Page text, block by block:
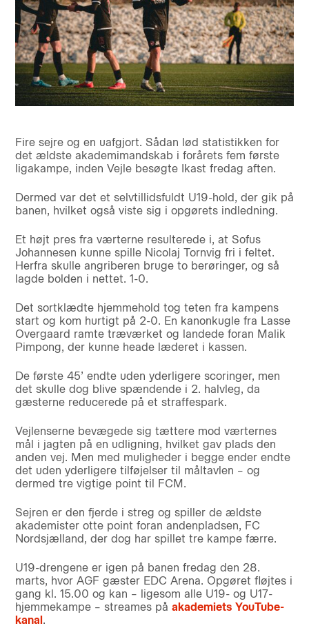
Fire sejre og en uafgjort. Sådan lød statistikken for
det ældste akademimandskab i forårets fem første
ligakampe, inden Vejle besøgte Ikast fredag aften.
Dermed var det et selvtillidsfuldt U19-hold, der gik på
banen, hvilket også viste sig i opgørets indledning.
Et højt pres fra værterne resulterede i, at Sofus
Johannesen kunne spille Nicolaj Tornvig fri i feltet.
Herfra skulle angriberen bruge to berøringer, og så
lagde bolden i nettet. 1-0.
Det sortklædte hjemmehold tog teten fra kampens
start og kom hurtigt på 2-0. En kanonkugle fra Lasse
Overgaard ramte træværket og landede foran Malik
Pimpong, der kunne heade læderet i kassen.
De første 45’ endte uden yderligere scoringer, men
det skulle dog blive spændende i 2. halvleg, da
gæsterne reducerede på et straffespark.
Vejlenserne bevægede sig tættere mod værternes
mål i jagten på en udligning, hvilket gav plads den
anden vej. Men med muligheder i begge ender endte
det uden yderligere tilføjelser til måltavlen – og
dermed tre vigtige point til FCM.
Sejren er den fjerde i streg og spiller de ældste
akademister otte point foran andenpladsen, FC
Nordsjælland, der dog har spillet tre kampe færre.
U19-drengene er igen på banen fredag den 28.
marts, hvor AGF gæster EDC Arena. Opgøret fløjtes i
gang kl. 15.00 og kan – ligesom alle U19- og U17-
hjemmekampe – streames på akademiets YouTube-
kanal .